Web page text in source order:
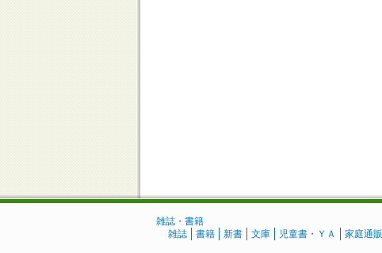
雑誌・書籍
雑誌
書籍 新書 文庫 児童書・ＹＡ 家庭通販